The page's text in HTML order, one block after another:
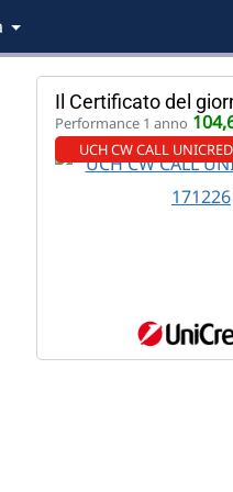
Il Certificato del
Performance 1 anno
UCH CW CALL